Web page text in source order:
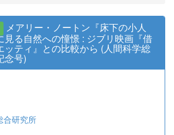
メアリー・ノートン『床下の小人
見る自然への憧憬 : ジブリ映画『借
ッティ』との比較から (人間科学総
念号)
合研究所